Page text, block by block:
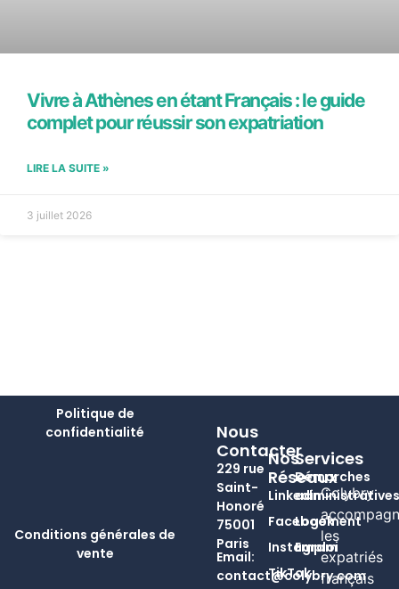
Vivre à Athènes en étant Français : le guide
complet pour réussir son expatriation
LIRE LA SUITE »
3 juillet 2026
Colybry
les
expatriés
français
Nos
Réseaux
Linkedin
Facebook
Instagram
TikTok
Services
Démarches
administratives
Logement
Emploi
Nous
Contacter
229 rue
Saint-
Honoré
75001
Paris
Email:
contact@colybry.com
Politique de
confidentialité
Conditions générales de
vente